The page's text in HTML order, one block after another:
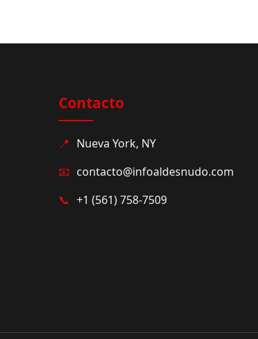
Contacto
📍 Nueva York, NY
📧 contacto@infoaldesnudo.com
📞 +1 (561) 758-7509